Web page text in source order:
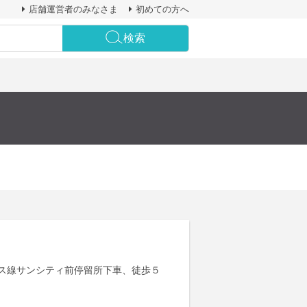
店舗運営者のみなさま 初めての方へ
検索
線サンシティ前停留所下車、徒歩５